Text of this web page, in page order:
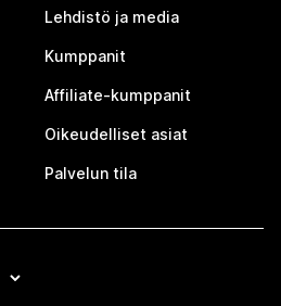
Lehdistö ja media
Kumppanit
Affiliate-kumppanit
Oikeudelliset asiat
Palvelun tila